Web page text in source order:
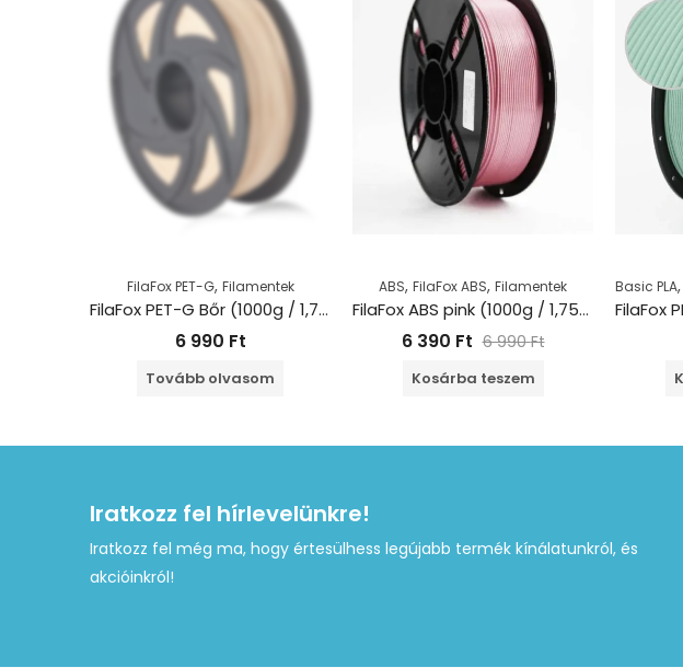
FilaFox PET-G, Filamentek
FilaFox PET-G Bőr (1000g / 1,75mm)
6 990 Ft
Tovább olvasom
ABS, FilaFox ABS, Filamentek
FilaFox ABS pink (1000g / 1,75mm)
6 390 Ft 6 990Ft
Kosárba teszem
Basic PLA,
Iratkozz fel hírlevelünkre!
Iratkozz fel még ma, hogy értesülhess legújabb termék kínálatunkról, és
akcióinkról!